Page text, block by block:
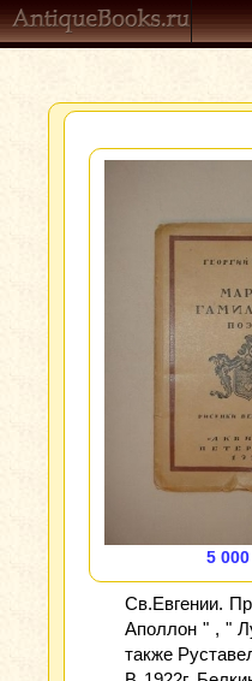
5
Св.Евгении.
Аполлон " , "
также